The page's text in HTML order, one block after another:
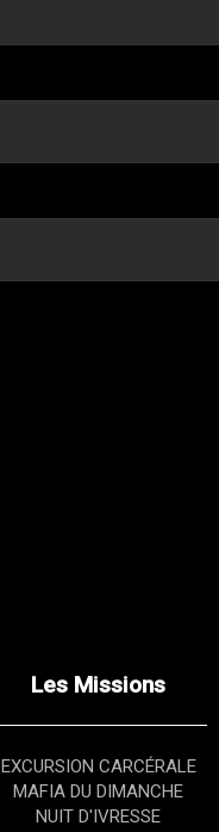
Les Missions
EXCURSION CARCÉRALE
MAFIA DU DIMANCHE
NUIT D'IVRESSE